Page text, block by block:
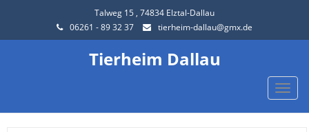
Talweg 15 , 74834 Elztal-Dallau
06261 - 89 32 37
tierheim-dallau@gmx.de
Tierheim Dallau
Toggle